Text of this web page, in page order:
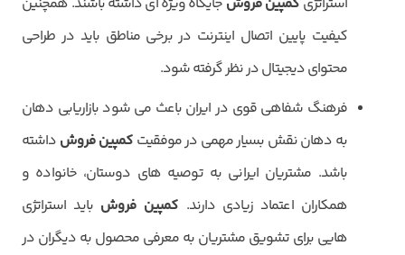
کیفیت پایین اتصال اینترنت در برخی مناطق باید در طراحی
محتوای دیجیتال در نظر گرفته شود.
فرهنگ شفاهی قوی در ایران باعث می شود بازاریابی دهان
به دهان نقش بسیار مهمی در موفقیت کمپین فروش داشته
باشد. مشتریان ایرانی به توصیه های دوستان، خانواده و
همکاران اعتماد زیادی دارند. کمپین فروش باید استراتژی
هایی برای تشویق مشتریان به معرفی محصول به دیگران در